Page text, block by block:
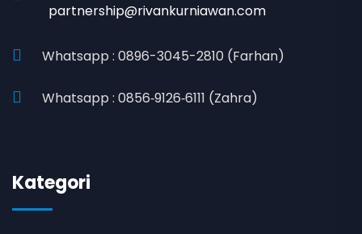
partnership@rivankurniawan.com
Whatsapp : 0896-3045-2810 (Farhan)
Whatsapp : 0856‑9126‑6111 (Zahra)
Kategori